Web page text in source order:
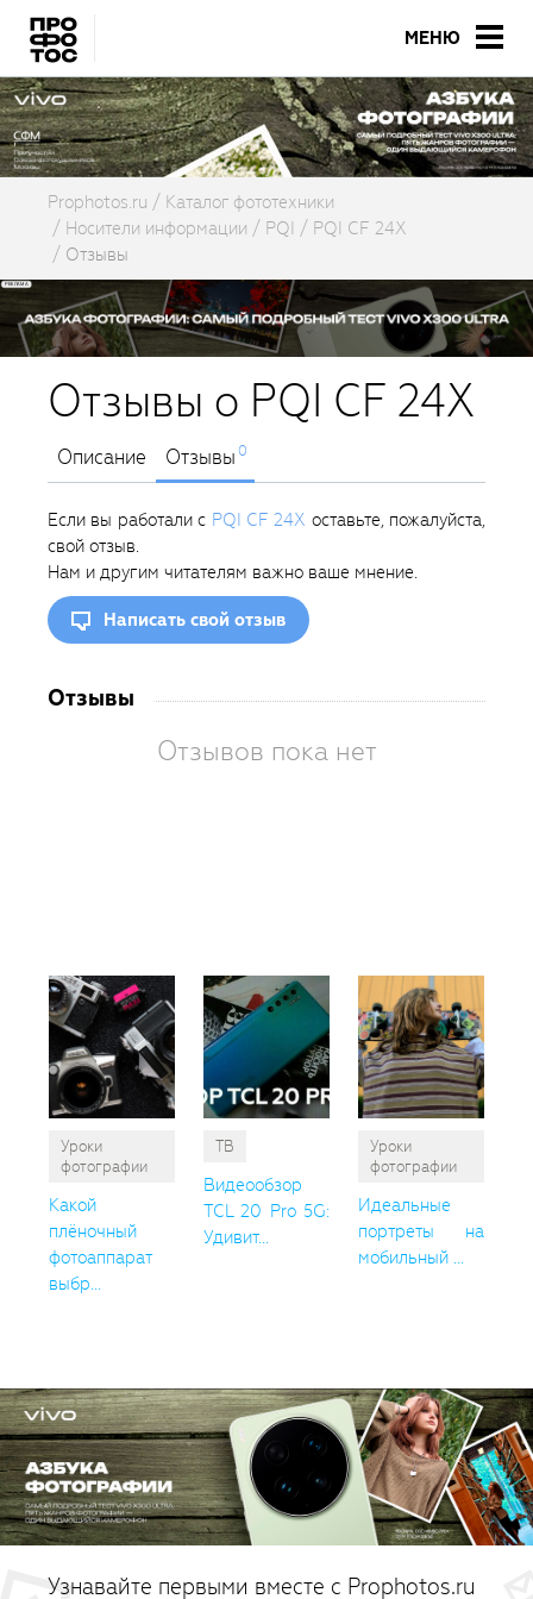
МЕНЮ
Prophotos.ru
Каталог фототехники
Носители информации
PQI
PQI CF 24X
Отзывы
Отзывы о PQI CF 24X
Описание Отзывы0
Если вы работали с PQI CF 24X оставьте, пожалуйста,
свой отзыв.
Нам и другим читателям важно ваше мнение.
Написать свой отзыв
Отзывы
Отзывов пока нет
Уроки
фотографии
Какой
плёночный
фотоаппарат
выбр...
ТВ
Видеообзор
TCL 20 Pro 5G:
Удивит...
Уроки
фотографии
Идеальные
портреты на
мобильный ...
Узнавайте первыми вместе с Prophotos.ru